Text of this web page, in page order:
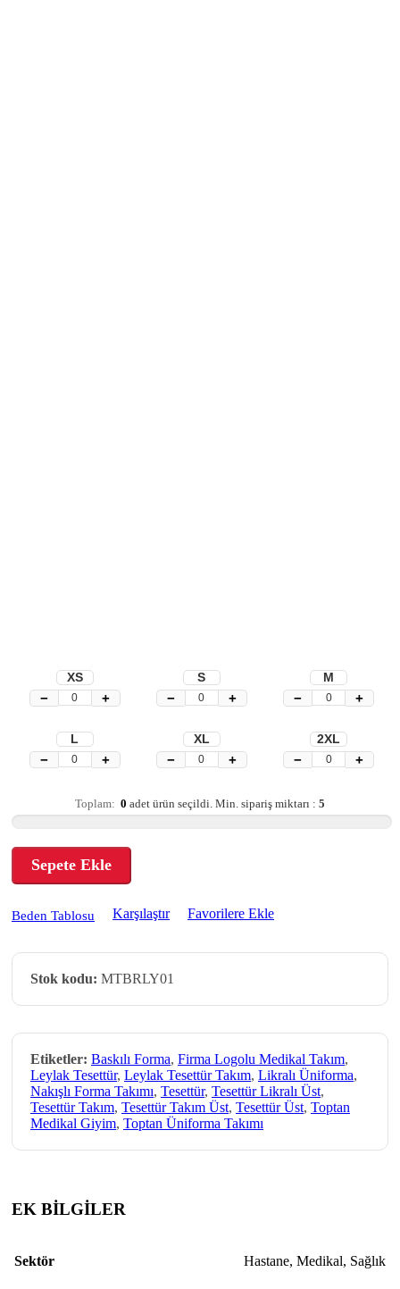
XS
− +
S
− +
M
− +
L
− +
XL
− +
2XL
− +
Toplam: 0 adet ürün seçildi. Min. sipariş miktarı : 5
Sepete Ekle
Beden Tablosu Karşılaştır Favorilere Ekle
Stok kodu: MTBRLY01
Etiketler: Baskılı Forma, Firma Logolu Medikal Takım,
Leylak Tesettür, Leylak Tesettür Takım, Likralı Üniforma,
Nakışlı Forma Takımı, Tesettür, Tesettür Likralı Üst,
Tesettür Takım, Tesettür Takım Üst, Tesettür Üst, Toptan
Medikal Giyim, Toptan Üniforma Takımı
EK BİLGİLER
Sektör Hastane, Medikal, Sağlık